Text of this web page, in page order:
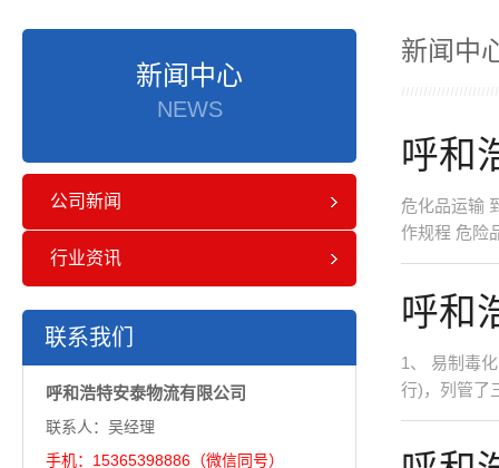
新闻中心
NEWS
公司新闻
行业资讯
联系我们
呼和浩特安泰物流有限公司
联系人：吴经理
手机：15365398886（微信同号）
新闻中
呼和
危化品运输
作规程 危险
呼和
1、 易制毒
行)，列管了